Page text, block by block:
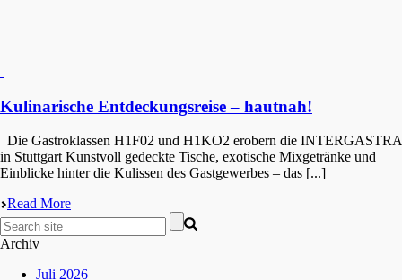
Kulinarische Entdeckungsreise – hautnah!
Die Gastro­klas­sen H1F02 und H1KO2 erobern die INTERGASTRA
in Stuttgart Kunst­voll gedeck­te Tische, exoti­sche Mixge­trän­ke und
Einbli­cke hinter die Kulis­sen des Gastge­wer­bes – das [...]
Read More
Archiv
Juli 2026